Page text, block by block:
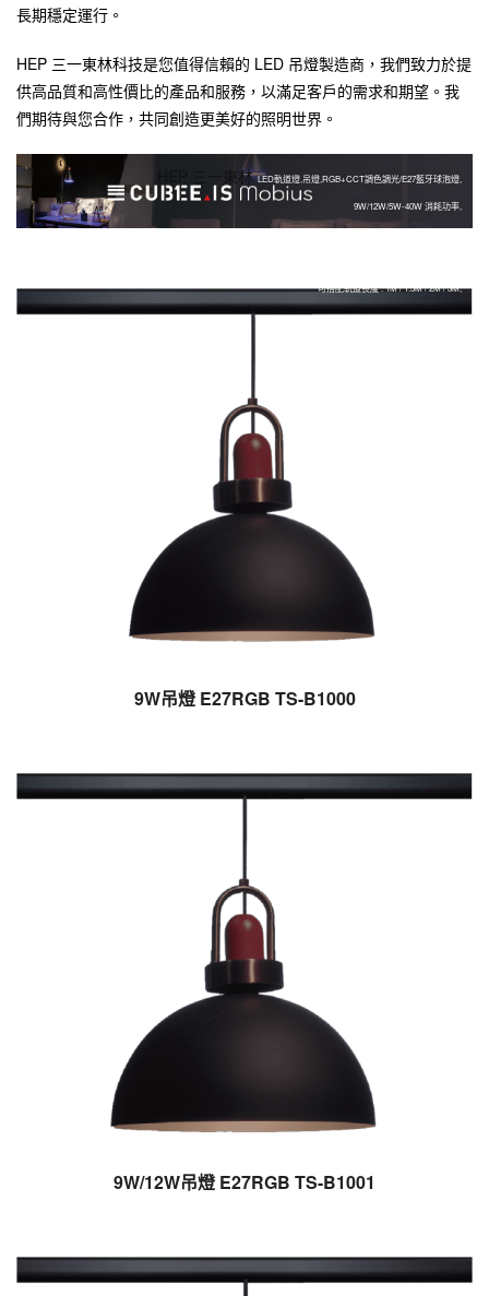
長期穩定運行。
HEP 三一東林科技是您值得信賴的 LED 吊燈製造商，我們致力於提
供高品質和高性價比的產品和服務，以滿足客戶的需求和期望。我
們期待與您合作，共同創造更美好的照明世界。
HEP 三一東林 LED軌道燈,吊燈,RGB+CCT調色調光/E27藍牙球泡燈,
9W/12W/5W-40W 消耗功率,
可搭配軌道長度 : 1M / 1.5M / 2M / 3M,
9W吊燈 E27RGB TS-B1000
9W/12W吊燈 E27RGB TS-B1001